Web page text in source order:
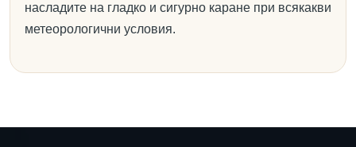
насладите на гладко и сигурно каране при всякакви
метеорологични условия.